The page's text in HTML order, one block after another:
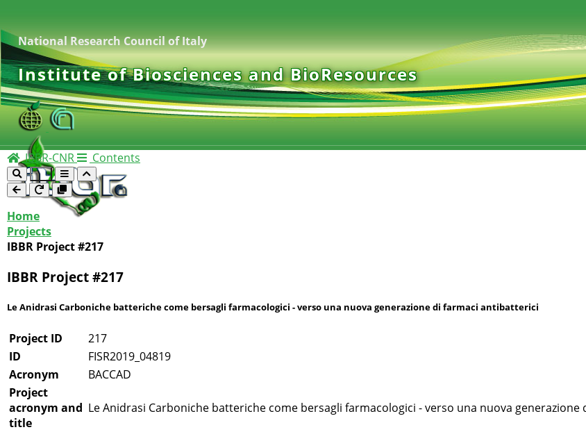
National Research Council of Italy
Institute of Biosciences and BioResources
IBBR-CNR Contents
Home
Projects
IBBR Project #217
IBBR Project #217
Le Anidrasi Carboniche batteriche come bersagli farmacologici - verso una nuova generazione di farmaci antibatterici
Project ID
217
ID
FISR2019_04819
Acronym
BACCAD
Project
acronym and
title
Le Anidrasi Carboniche batteriche come bersagli farmacologici - verso una nuova